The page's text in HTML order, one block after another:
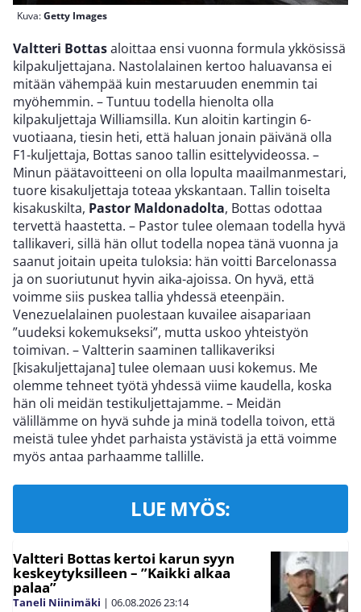
Kuva:Getty Images
Valtteri Bottasaloittaa ensi vuonna formula ykkösissä
kilpakuljettajana. Nastolalainen kertoo haluavansa ei
mitään vähempää kuin mestaruuden enemmin tai
myöhemmin. – Tuntuu todella hienolta olla
kilpakuljettaja Williamsilla. Kun aloitin kartingin 6-
vuotiaana, tiesin heti, että haluan jonain päivänä olla
F1-kuljettaja, Bottas sanoo tallin esittelyvideossa. –
Minun päätavoitteeni on olla lopulta maailmanmestari,
tuore kisakuljettaja toteaa ykskantaan. Tallin toiselta
kisakuskilta, Pastor Maldonadolta, Bottas odottaa
tervettä haastetta. – Pastor tulee olemaan todella hyvä
tallikaveri, sillä hän ollut todella nopea tänä vuonna ja
saanut joitain upeita tuloksia: hän voitti Barcelonassa
ja on suoriutunut hyvin aika-ajoissa. On hyvä, että
voimme siis puskea tallia yhdessä eteenpäin.
Venezuelalainen puolestaan kuvailee aisapariaan
”uudeksi kokemukseksi”, mutta uskoo yhteistyön
toimivan. – Valtterin saaminen tallikaveriksi
[kisakuljettajana] tulee olemaan uusi kokemus. Me
olemme tehneet työtä yhdessä viime kaudella, koska
hän oli meidän testikuljettajamme. – Meidän
välillämme on hyvä suhde ja minä todella toivon, että
meistä tulee yhdet parhaista ystävistä ja että voimme
myös antaa parhaamme tallille.
LUE MYÖS:
Valtteri Bottas kertoi karun syyn
keskeytyksilleen – ”Kaikki alkaa
palaa”
Taneli Niinimäki | 06.08.202623:14